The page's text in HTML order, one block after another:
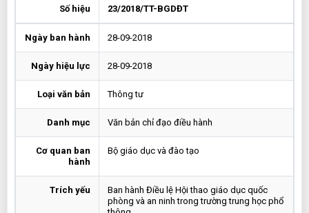
Số hiệu 23/2018/TT-BGDĐT
Ngày ban hành 28-09-2018
Ngày hiệu lực 28-09-2018
Loại văn bản Thông tư
Danh mục Văn bản chỉ đạo điều hành
Cơ quan ban
hành
Bộ giáo dục và đào tạo
Trích yếu
Ban hành Điều lệ Hội thao giáo dục quốc
phòng và an ninh trong trường trung học phổ